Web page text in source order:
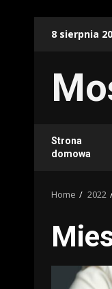
8 sierpnia
Strona
domowa
Home 2022